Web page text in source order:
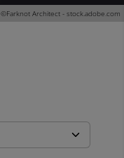
©Farknot Architect - stock.adobe.com